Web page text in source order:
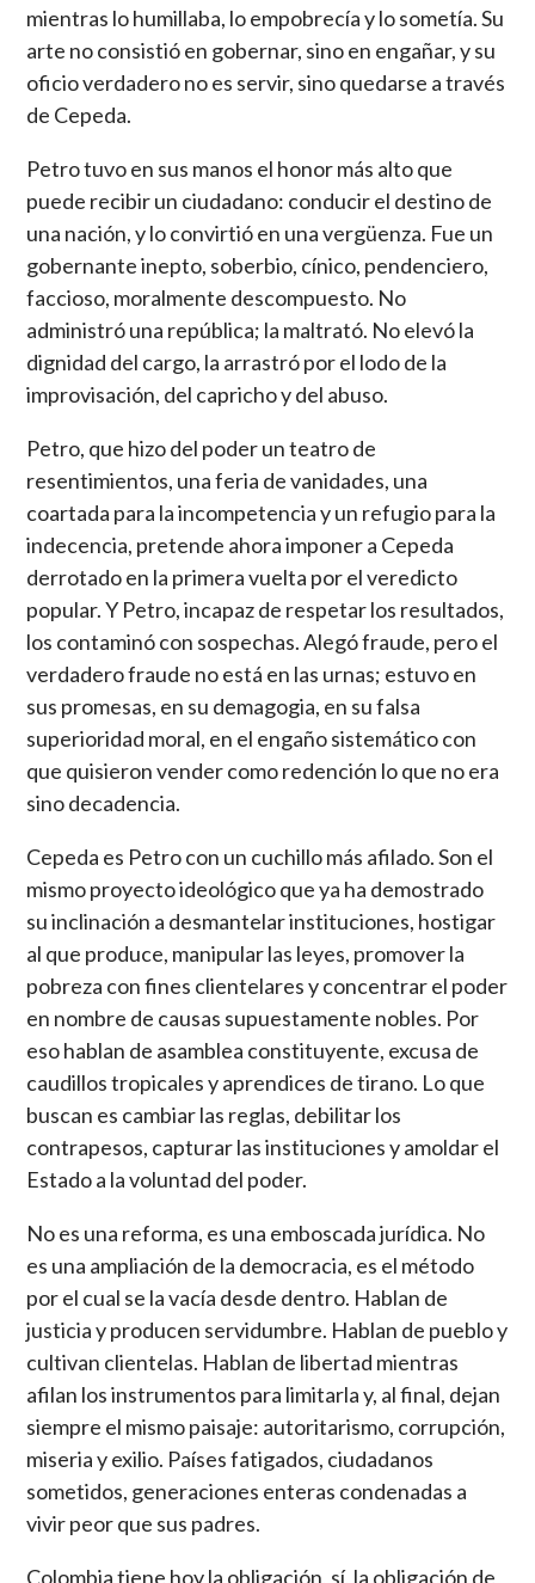
mientras lo humillaba, lo empobrecía y lo sometía. Su
arte no consistió en gobernar, sino en engañar, y su
oficio verdadero no es servir, sino quedarse a través
de Cepeda.
Petro tuvo en sus manos el honor más alto que
puede recibir un ciudadano: conducir el destino de
una nación, y lo convirtió en una vergüenza. Fue un
gobernante inepto, soberbio, cínico, pendenciero,
faccioso, moralmente descompuesto. No
administró una república; la maltrató. No elevó la
dignidad del cargo, la arrastró por el lodo de la
improvisación, del capricho y del abuso.
Petro, que hizo del poder un teatro de
resentimientos, una feria de vanidades, una
coartada para la incompetencia y un refugio para la
indecencia, pretende ahora imponer a Cepeda
derrotado en la primera vuelta por el veredicto
popular. Y Petro, incapaz de respetar los resultados,
los contaminó con sospechas. Alegó fraude, pero el
verdadero fraude no está en las urnas; estuvo en
sus promesas, en su demagogia, en su falsa
superioridad moral, en el engaño sistemático con
que quisieron vender como redención lo que no era
sino decadencia.
Cepeda es Petro con un cuchillo más afilado. Son el
mismo proyecto ideológico que ya ha demostrado
su inclinación a desmantelar instituciones, hostigar
al que produce, manipular las leyes, promover la
pobreza con fines clientelares y concentrar el poder
en nombre de causas supuestamente nobles. Por
eso hablan de asamblea constituyente, excusa de
caudillos tropicales y aprendices de tirano. Lo que
buscan es cambiar las reglas, debilitar los
contrapesos, capturar las instituciones y amoldar el
Estado a la voluntad del poder.
No es una reforma, es una emboscada jurídica. No
es una ampliación de la democracia, es el método
por el cual se la vacía desde dentro. Hablan de
justicia y producen servidumbre. Hablan de pueblo y
cultivan clientelas. Hablan de libertad mientras
afilan los instrumentos para limitarla y, al final, dejan
siempre el mismo paisaje: autoritarismo, corrupción,
miseria y exilio. Países fatigados, ciudadanos
sometidos, generaciones enteras condenadas a
vivir peor que sus padres.
Colombia tiene hoy la obligación, sí, la obligación de